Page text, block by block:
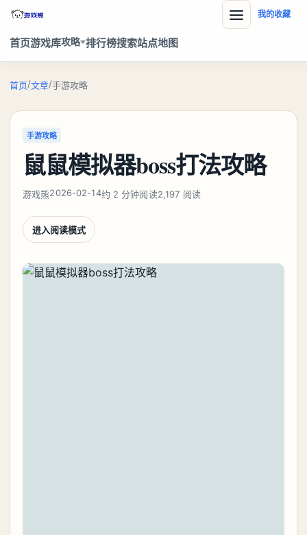
首页游戏库攻略 排行榜搜索站点地图
我的收藏
首页/文章/手游攻略
手游攻略
鼠鼠模拟器boss打法攻略
游戏熊2026-02-14约 2 分钟阅读2,197 阅读
进入阅读模式